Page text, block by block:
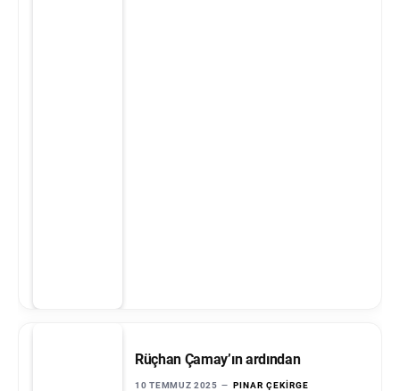
Rüçhan Çamay’ın ardından
10 TEMMUZ 2025 PINAR ÇEKIRGE